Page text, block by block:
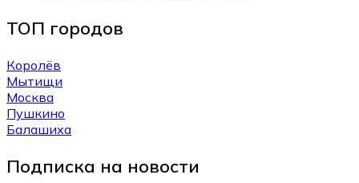
ТОП городов
Королёв
Мытищи
Москва
Пушкино
Балашиха
Подписка на новости